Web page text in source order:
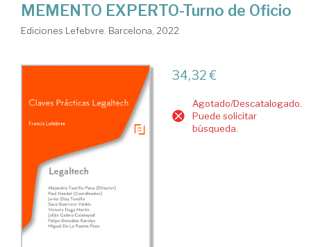
MEMENTO EXPERTO-Turno de Oficio
Ediciones Lefebvre. Barcelona, 2022
34,32 €
Agotado/Descatalogado.
Puede solicitar
búsqueda.